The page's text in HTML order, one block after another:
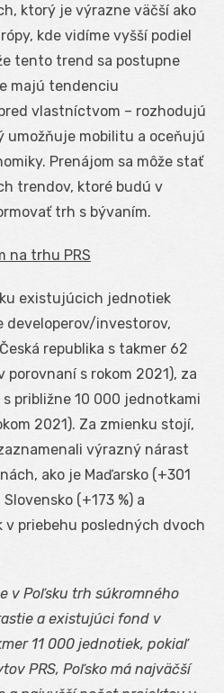
ktorý je výrazne väčší ako
kde vidíme vyšší podiel
tento trend sa postupne
majú tendenciu
vlastníctvom – rozhodujú
umožňuje mobilitu a oceňujú
Prenájom sa môže stať
trendov, ktoré budú v
trh s bývaním.
na trhu PRS
existujúcich jednotiek
investorov,
republika s takmer 62
porovnaní s rokom 2021), za
približne 10 000 jednotkami
2021). Za zmienku stojí,
výrazný nárast
ako je Maďarsko (+301
(+173 %) a
v priebehu posledných dvoch
v Poľsku trh súkromného
a existujúci fond v
11 000 jednotiek, pokiaľ
PRS, Poľsko má najväčší